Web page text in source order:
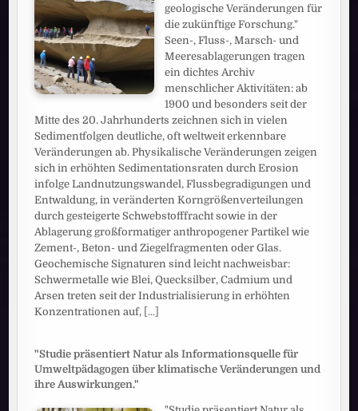
geologische Veränderungen für
die zukünftige Forschung."
Seen-, Fluss-, Marsch- und
Meeresablagerungen tragen
ein dichtes Archiv
menschlicher Aktivitäten: ab
1900 und besonders seit der
Mitte des 20. Jahrhunderts zeichnen sich in vielen
Sedimentfolgen deutliche, oft weltweit erkennbare
Veränderungen ab. Physikalische Veränderungen zeigen
sich in erhöhten Sedimentationsraten durch Erosion
infolge Landnutzungswandel, Flussbegradigungen und
Entwaldung, in veränderten Korngrößenverteilungen
durch gesteigerte Schwebstofffracht sowie in der
Ablagerung großformatiger anthropogener Partikel wie
Zement-, Beton- und Ziegelfragmenten oder Glas.
Geochemische Signaturen sind leicht nachweisbar:
Schwermetalle wie Blei, Quecksilber, Cadmium und
Arsen treten seit der Industrialisierung in erhöhten
Konzentrationen auf, [...]
"Studie präsentiert Natur als Informationsquelle für
Umweltpädagogen über klimatische Veränderungen und
ihre Auswirkungen."